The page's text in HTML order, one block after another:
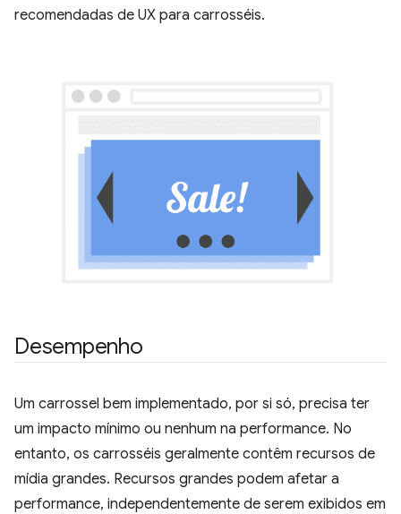
recomendadas de UX para carrosséis.
Desempenho
Um carrossel bem implementado, por si só, precisa ter
um impacto mínimo ou nenhum na performance. No
entanto, os carrosséis geralmente contêm recursos de
mídia grandes. Recursos grandes podem afetar a
performance, independentemente de serem exibidos em